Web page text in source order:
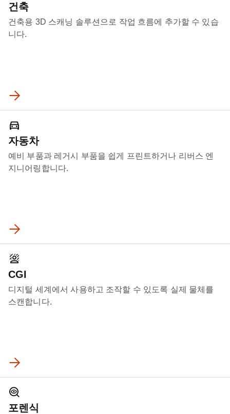
건축
건축용 3D 스캐닝 솔루션으로 작업 흐름에 추가할 수 있습
니다.
자동차
예비 부품과 레거시 부품을 쉽게 프린트하거나 리버스 엔
지니어링합니다.
CGI
디지털 세계에서 사용하고 조작할 수 있도록 실제 물체를
스캔합니다.
포렌식